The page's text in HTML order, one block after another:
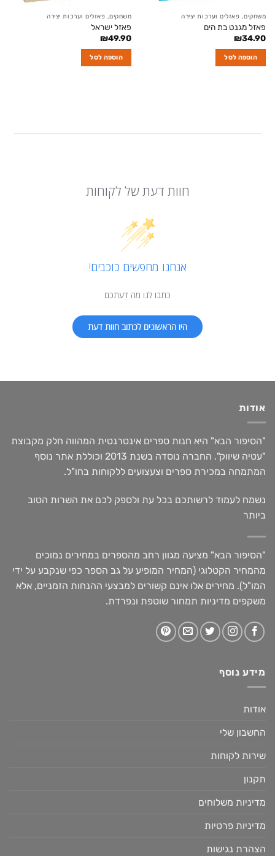
משחקים, פאזלים וערכות יצירה
פאזל מגנט בת הים
₪34.90
הוספה לסל
משחקים, פאזלים וערכות יצירה
פאזל ישראל
₪49.90
הוספה לסל
חוות דעת של לקוחות
אנחנו מחפשים כוכבים!
כתבו לנו מה דעתכם
היו הראשונים לכתוב חוות דעת
אודות
"הסיפור הבא" היא חנות ספרים אינטרנטית המהווה חלק מקבוצת
"עטיה שיווק". החברה נוסדה בשנת 2013 וכוללת אתר נוסף
המתמחה במכירת ספרים וצעצועים ללקוחות בחו"ל.
נשמח לעמוד לרשותכם בכל עת ולספק לכם את השרות הטוב
ביותר
"הסיפור הבא" מציעה מגוון רחב מהספרים במחירים נמוכים
מהמחיר הקטלוגי (המחיר המופיע על גב הספר כפי שנקבע על ידי
המו"ל). מחירים אלו אינם קשורים למבצעי ההנחות הזמניים, אלא
משקפים מדיניות תמחור שוטפת ונפרדת.
מידע נוסף
אודות
החשבון שלי
שירות לקוחות
תקנון
מדיניות משלוחים
מדיניות פרטיות
הצהרת נגישות